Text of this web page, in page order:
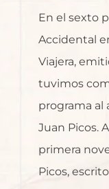
En el sexto
Accidental
Viajera,
tuvimos
programa al
Juan Picos.
primera
Picos,